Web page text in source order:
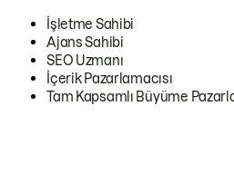
İşletme Sahibi
Ajans Sahibi
SEO Uzmanı
İçerik Pazarlamacısı
Tam Kapsamlı Büyüme